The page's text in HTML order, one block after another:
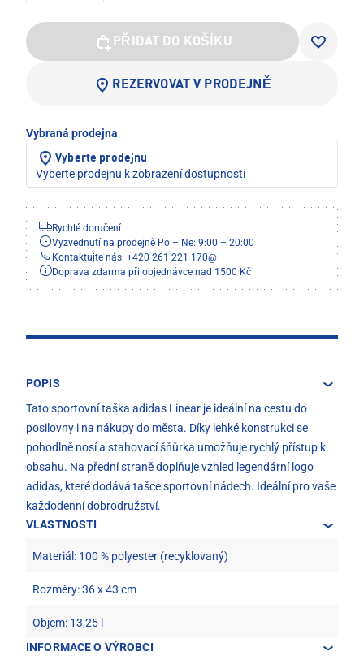
PŘIDAT DO KOŠÍKU
REZERVOVAT V PRODEJNĚ
Vybraná prodejna
Vyberte prodejnu
Vyberte prodejnu k zobrazení dostupnosti
Rychlé doručení
Vyzvednutí na prodejně Po – Ne: 9:00 – 20:00
Kontaktujte nás: +420 261 221 170@
Doprava zdarma při objednávce nad 1500 Kč
POPIS
Tato sportovní taška adidas Linear je ideální na cestu do
posilovny i na nákupy do města. Díky lehké konstrukci se
pohodlně nosí a stahovací šňůrka umožňuje rychlý přístup k
obsahu. Na přední straně doplňuje vzhled legendární logo
adidas, které dodává tašce sportovní nádech. Ideální pro vaše
každodenní dobrodružství.
VLASTNOSTI
Materiál: 100 % polyester (recyklovaný)
Rozměry: 36 x 43 cm
Objem: 13,25 l
INFORMACE O VÝROBCI